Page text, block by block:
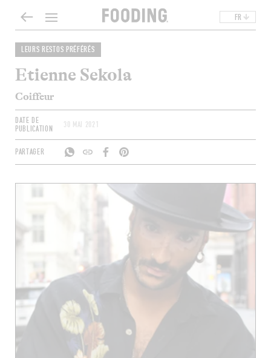
FR
LEURS RESTOS PRÉFÉRÉS
Etienne Sekola
Coiffeur
DATE DE
PUBLICATION
30 MAI 2021
PARTAGER